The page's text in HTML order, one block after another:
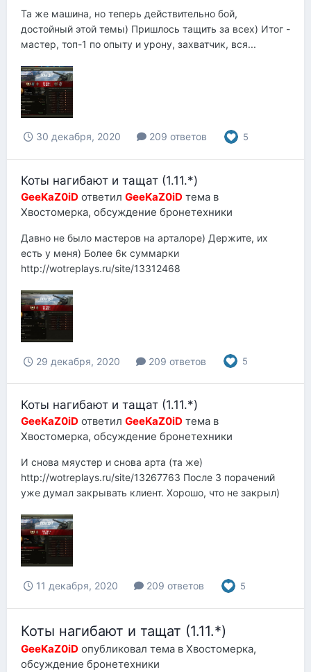
Та же машина, но теперь действительно бой,
достойный этой темы) Пришлось тащить за всех) Итог -
мастер, топ-1 по опыту и урону, захватчик, вся...
30 декабря, 2020 209 ответов 5
Коты нагибают и тащат (1.11.*)
GeeKaZ0iD ответил GeeKaZ0iD тема в
Хвостомерка, обсуждение бронетехники
Давно не было мастеров на арталоре) Держите, их
есть у меня) Более 6к суммарки
http://wotreplays.ru/site/13312468
29 декабря, 2020 209 ответов 5
Коты нагибают и тащат (1.11.*)
GeeKaZ0iD ответил GeeKaZ0iD тема в
Хвостомерка, обсуждение бронетехники
И снова мяустер и снова арта (та же)
http://wotreplays.ru/site/13267763 После 3 порачений
уже думал закрывать клиент. Хорошо, что не закрыл)
11 декабря, 2020 209 ответов 5
Коты нагибают и тащат (1.11.*)
GeeKaZ0iD опубликовал тема в Хвостомерка,
обсуждение бронетехники